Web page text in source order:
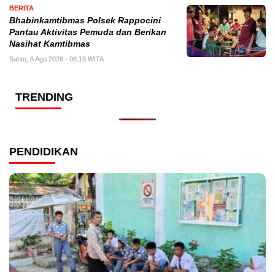
BERITA
Bhabinkamtibmas Polsek Rappocini
Pantau Aktivitas Pemuda dan Berikan
Nasihat Kamtibmas
Sabtu, 8 Agu 2026 - 06:18 WITA
TRENDING
PENDIDIKAN